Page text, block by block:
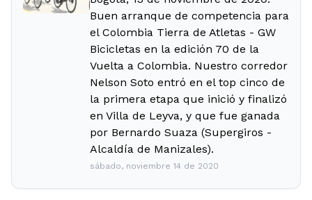
Buen arranque de competencia para
el Colombia Tierra de Atletas - GW
Bicicletas en la edición 70 de la
Vuelta a Colombia. Nuestro corredor
Nelson Soto entró en el top cinco de
la primera etapa que inició y finalizó
en Villa de Leyva, y que fue ganada
por Bernardo Suaza (Supergiros -
Alcaldía de Manizales).
sábado, noviembre 14 de 2020